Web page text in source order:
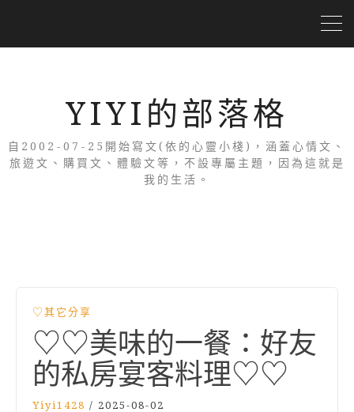
YIYI的部落格
自2002-07-25開始寫文(依的心靈小棧)，涵蓋心情文、
旅遊文、購買文、體驗文等，不設專屬主題，因為這就是
我的生活。
♡其它分享
♡♡美味的一餐：好友
的私房宴客料理♡♡
Yiyi1428 / 2025-08-02